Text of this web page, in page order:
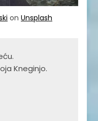
on Unsplash
Kneginjo.